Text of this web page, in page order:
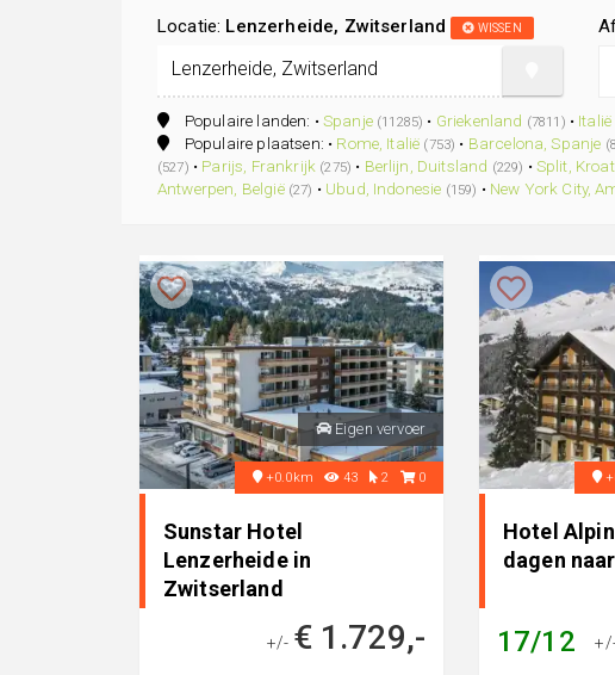
Locatie: Lenzerheide, Zwitserland WISSEN
Populaire landen: •Spanje (11285) • Griekenland (7811) • Italië
Populaire plaatsen: • Rome, Italië (753) • Barcelona, Spanje
(527) • Parijs, Frankrijk (275) • Berlijn, Duitsland (229) • Split,
Antwerpen, België (27) • Ubud, Indonesie (159) • New York City,
Eigen vervoer
+0.0km 43 2 0
Sunstar Hotel
Lenzerheide in
Zwitserland
+/- € 1.729,-
Hotel
dagen
17/12